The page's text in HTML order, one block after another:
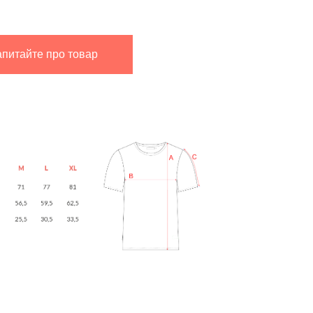
про товар